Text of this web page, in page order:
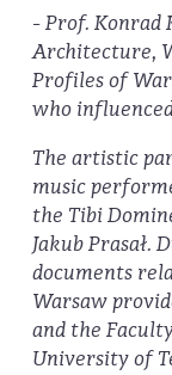
- Prof. Konrad
Architecture,
Profiles of
who
The artistic
music
the Tibi
Jakub Prasał.
documents
Warsaw
and the
University of